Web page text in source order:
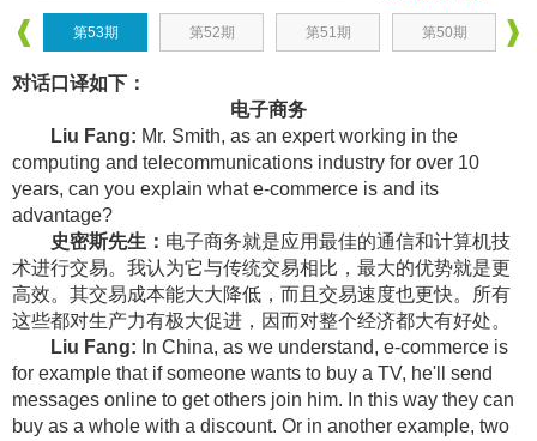
第53期 第52期 第51期 第50期
对话口译如下：
电子商务
Liu Fang: Mr. Smith, as an expert working in the
computing and telecommunications industry for over 10
years, can you explain what e-commerce is and its
advantage?
史密斯先生： 电子商务就是应用最佳的通信和计算机技
术进行交易。我认为它与传统交易相比，最大的优势就是更
高效。其交易成本能大大降低，而且交易速度也更快。所有
这些都对生产力有极大促进，因而对整个经济都大有好处。
Liu Fang: In China, as we understand, e-commerce is
for example that if someone wants to buy a TV, he'll send
messages online to get others join him. In this way they can
buy as a whole with a discount. Or in another example, two